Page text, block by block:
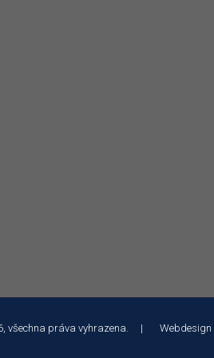
všechna práva vyhrazena. | Webdesign
soubory cookie. Používáním tohoto